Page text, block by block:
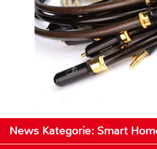
News Kategorie: Smart